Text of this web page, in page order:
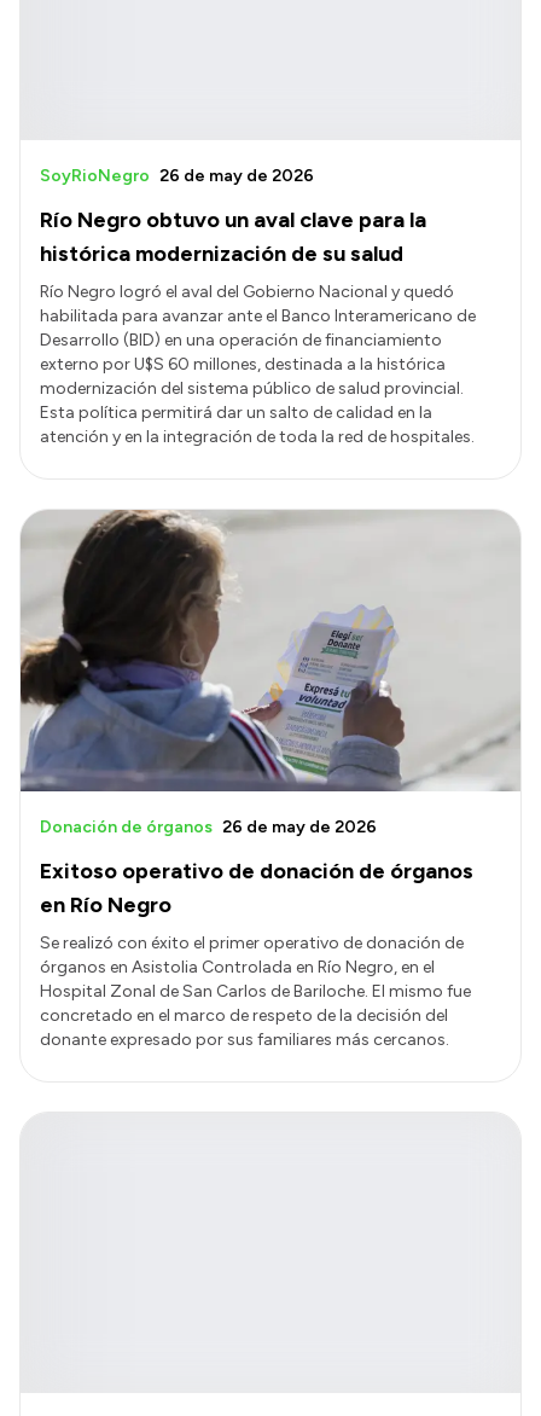
Río Negro obtuvo un aval clave para la
histórica modernización de su salud
SoyRioNegro 26 de may de 2026
Río Negro logró el aval del Gobierno Nacional y quedó
habilitada para avanzar ante el Banco Interamericano de
Desarrollo (BID) en una operación de financiamiento
externo por U$S 60 millones, destinada a la histórica
modernización del sistema público de salud provincial.
Esta política permitirá dar un salto de calidad en la
atención y en la integración de toda la red de hospitales.
Exitoso operativo de donación de órganos
en Río Negro
Donación de órganos 26 de may de 2026
Se realizó con éxito el primer operativo de donación de
órganos en Asistolia Controlada en Río Negro, en el
Hospital Zonal de San Carlos de Bariloche. El mismo fue
concretado en el marco de respeto de la decisión del
donante expresado por sus familiares más cercanos.